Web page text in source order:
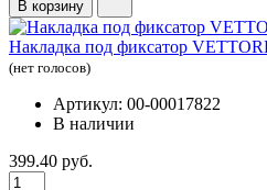
В корзину
Накладка под фиксатор
(нет голосов)
Артикул: 00-00017822
В наличии
399.40 руб.